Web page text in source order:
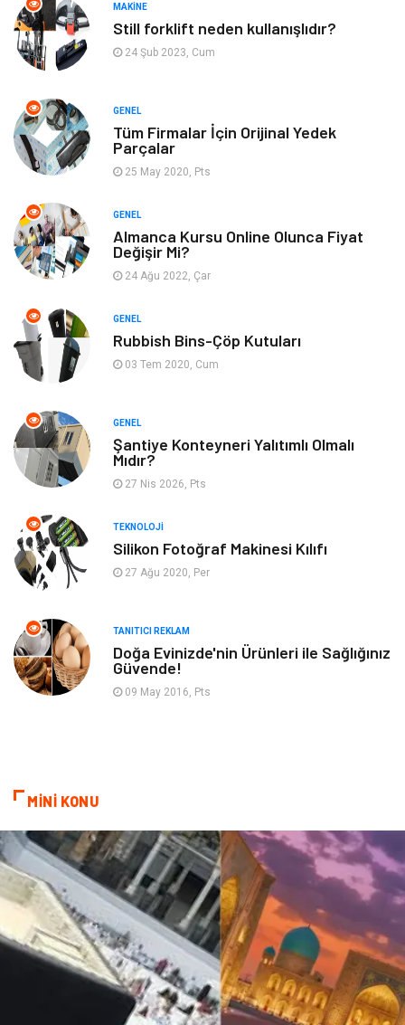
Güzellik & Bakım Metalar
Emlak
Mobilya
Optimizasyonu
Finans & Ekonomi
Domain Seo Nedir
Makaleler
Hosting
Programlama Algoritma
Kurumsal
hizmetlerimiz Kültür
İşitme Hediyelik Eşya
Backlink Restaurant
Anahtar Kelime
MAKINE
Still forklift neden kullanışlıdır?
24 Şub 2023, Cum
GENEL
Tüm Firmalar İçin Orijinal Yedek
Parçalar
25 May 2020, Pts
GENEL
Almanca Kursu Online Olunca Fiyat
Değişir Mi?
24 Ağu 2022, Çar
GENEL
Rubbish Bins-Çöp Kutuları
03 Tem 2020, Cum
GENEL
Şantiye Konteyneri Yalıtımlı Olmalı
Mıdır?
27 Nis 2026, Pts
TEKNOLOJI
Silikon Fotoğraf Makinesi Kılıfı
27 Ağu 2020, Per
TANITICI REKLAM
Doğa Evinizde'nin Ürünleri ile Sağlığınız
Güvende!
09 May 2016, Pts
MİNİ KONU